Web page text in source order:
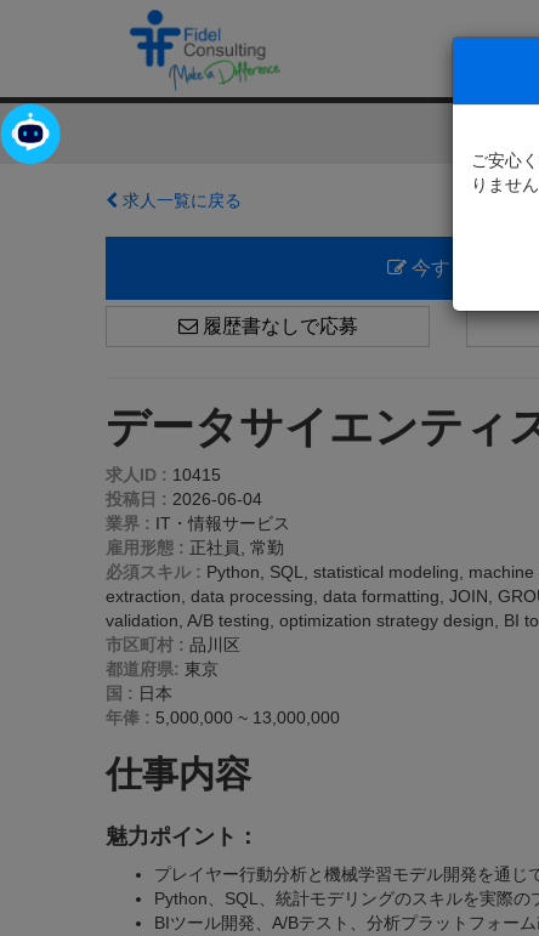
求人一覧に戻る
今すぐ応募
履歴書なしで応募
データサイエンティ
求人ID : 10415
投稿日 : 2026-06-04
業界 : IT・情報サービス
雇用形態 : 正社員, 常勤
必須スキル : Python, SQL, statistical modeling,
extraction, data processing, data formatting, JOIN,
validation, A/B testing, optimization strategy design, BI
市区町村 : 品川区
都道府県: 東京
国 : 日本
年俸 : 5,000,000 ~ 13,000,000
仕事内容
魅力ポイント：
プレイヤー行動分析と機械学習モデル開発を通
Python、SQL、統計モデリングのスキルを実際
BIツール開発、A/Bテスト、分析プラットフォー
ご安心
りません